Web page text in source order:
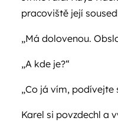
pracoviště její
„Má dolovenou.
„A kde je?“
„Co já vím, podívejte
Karel si povzdechl a